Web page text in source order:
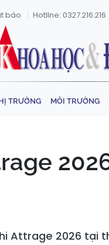
báo Hotline: 0327.216.216
TRƯỜNG MÔI TRƯỜNG
Attrage 2026 tại